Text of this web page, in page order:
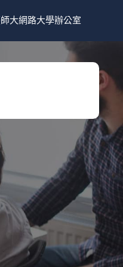
大網路大學辦公室